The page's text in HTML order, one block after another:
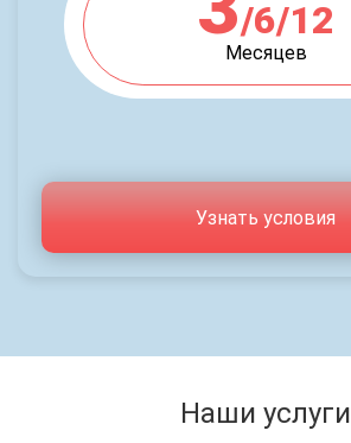
/6/12
Месяцев
Узнать условия
Наши услуги